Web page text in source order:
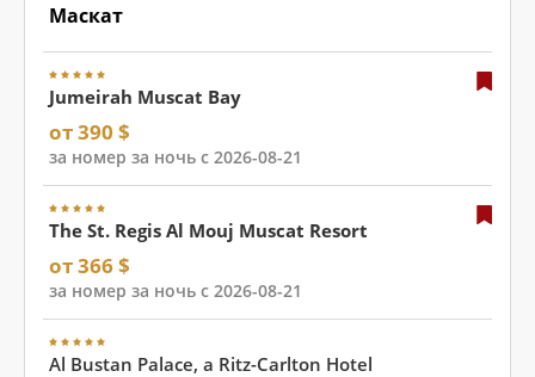
Маскат
Jumeirah Muscat Bay
от 390 $
за номер за ночь с 2026-08-21
The St. Regis Al Mouj Muscat Resort
от 366 $
за номер за ночь с 2026-08-21
Al Bustan Palace, a Ritz-Carlton Hotel